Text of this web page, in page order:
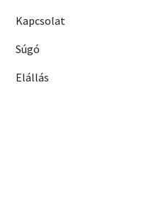
Kapcsolat
Súgó
Elállás